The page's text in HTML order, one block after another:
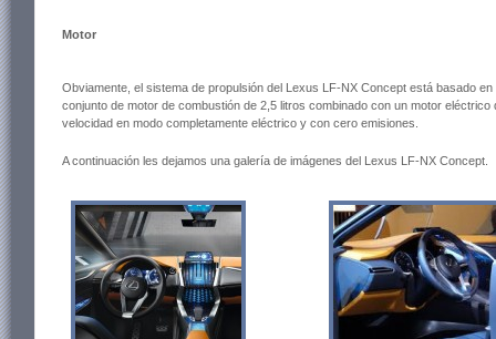
Motor
Obviamente, el sistema de propulsión del Lexus LF-NX Concept está basado
conjunto de motor de combustión de 2,5 litros combinado con un motor
velocidad en modo completamente eléctrico y con cero emisiones.
A continuación les dejamos una galería de imágenes del Lexus LF-NX Concept.